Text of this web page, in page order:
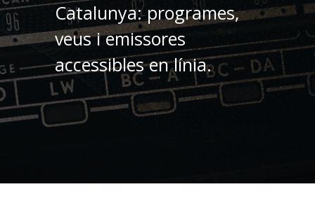
Catalunya: programes,
veus i emissores
accessibles en línia.